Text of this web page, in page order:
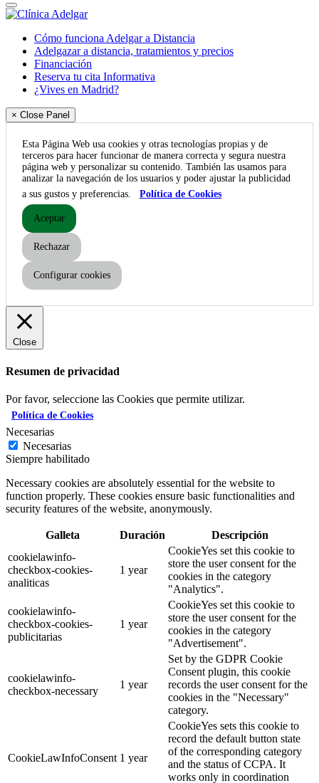
Cómo funciona Adelgar a Distancia
Adelgazar a distancia, tratamientos y precios
Financiación
Reserva tu cita Informativa
¿Vives en Madrid?
× Close Panel
Esta Página Web usa cookies y otras tecnologías propias y de
terceros para hacer funcionar de manera correcta y segura nuestra
página web y personalizar su contenido. También las usamos para
analizar la navegación de los usuarios y poder ajustar la publicidad
a sus gustos y preferencias.
Política de Cookies
Aceptar
Rechazar
Configurar cookies
Close
Resumen de privacidad
Por favor, seleccione las Cookies que permite utilizar.
Política de Cookies
Necesarias
Necesarias
Siempre habilitado
Necessary cookies are absolutely essential for the website to
function properly. These cookies ensure basic functionalities and
security features of the website, anonymously.
Galleta Duración
Descripción
cookielawinfo-
checkbox-cookies-
analiticas
1 year
CookieYes set this cookie to
store the user consent for the
cookies in the category
"Analytics".
cookielawinfo-
checkbox-cookies-
publicitarias
1 year
CookieYes set this cookie to
store the user consent for the
cookies in the category
"Advertisement".
cookielawinfo-
checkbox-necessary
1 year
Set by the GDPR Cookie
Consent plugin, this cookie
records the user consent for the
cookies in the "Necessary"
category.
CookieLawInfoConsent 1 year
CookieYes sets this cookie to
record the default button state
of the corresponding category
and the status of CCPA. It
works only in coordination